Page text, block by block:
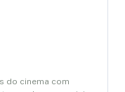
do cinema com